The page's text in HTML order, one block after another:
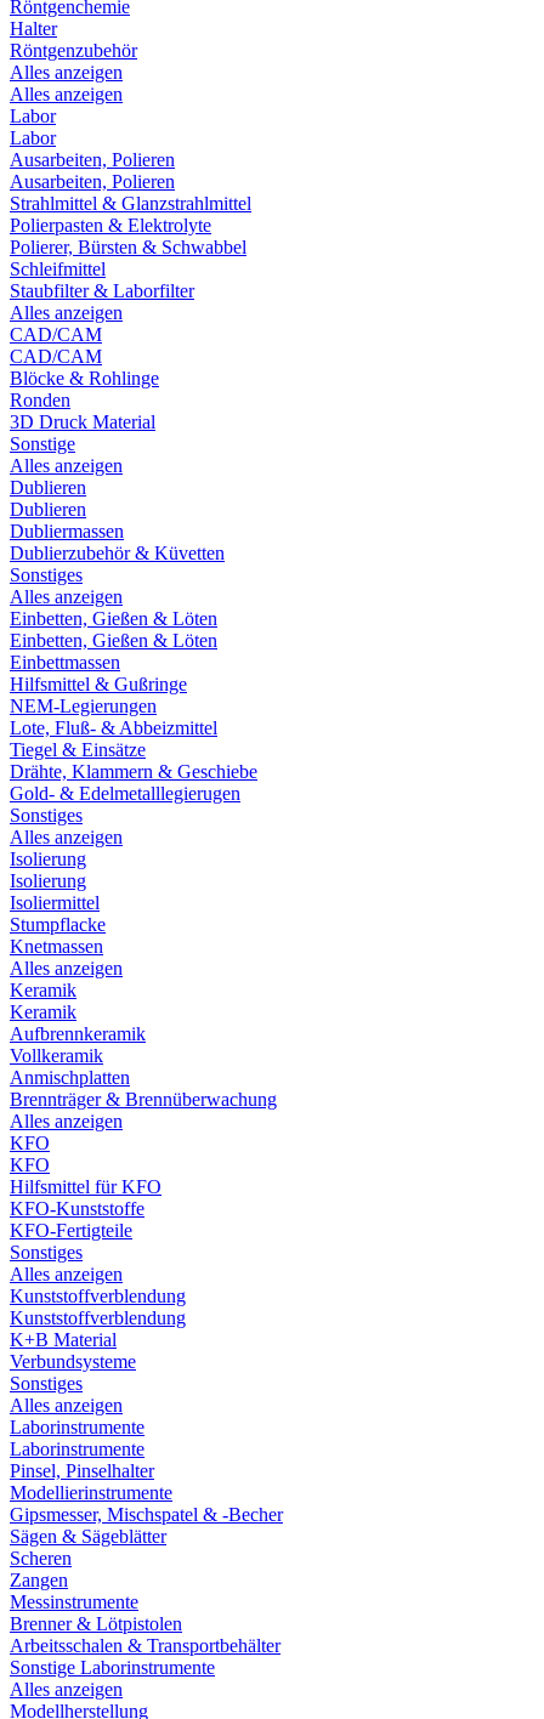
Röntgenchemie
Halter
Röntgenzubehör
Alles anzeigen
Alles anzeigen
Labor
Labor
Ausarbeiten, Polieren
Ausarbeiten, Polieren
Strahlmittel & Glanzstrahlmittel
Polierpasten & Elektrolyte
Polierer, Bürsten & Schwabbel
Schleifmittel
Staubfilter & Laborfilter
Alles anzeigen
CAD/CAM
CAD/CAM
Blöcke & Rohlinge
Ronden
3D Druck Material
Sonstige
Alles anzeigen
Dublieren
Dublieren
Dubliermassen
Dublierzubehör & Küvetten
Sonstiges
Alles anzeigen
Einbetten, Gießen & Löten
Einbetten, Gießen & Löten
Einbettmassen
Hilfsmittel & Gußringe
NEM-Legierungen
Lote, Fluß- & Abbeizmittel
Tiegel & Einsätze
Drähte, Klammern & Geschiebe
Gold- & Edelmetalllegierugen
Sonstiges
Alles anzeigen
Isolierung
Isolierung
Isoliermittel
Stumpflacke
Knetmassen
Alles anzeigen
Keramik
Keramik
Aufbrennkeramik
Vollkeramik
Anmischplatten
Brennträger & Brennüberwachung
Alles anzeigen
KFO
KFO
Hilfsmittel für KFO
KFO-Kunststoffe
KFO-Fertigteile
Sonstiges
Alles anzeigen
Kunststoffverblendung
Kunststoffverblendung
K+B Material
Verbundsysteme
Sonstiges
Alles anzeigen
Laborinstrumente
Laborinstrumente
Pinsel, Pinselhalter
Modellierinstrumente
Gipsmesser, Mischspatel & -Becher
Sägen & Sägeblätter
Scheren
Zangen
Messinstrumente
Brenner & Lötpistolen
Arbeitsschalen & Transportbehälter
Sonstige Laborinstrumente
Alles anzeigen
Modellherstellung